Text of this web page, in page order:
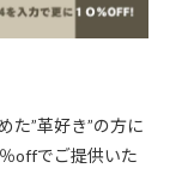
た”革好き”の方に
offでご提供いた